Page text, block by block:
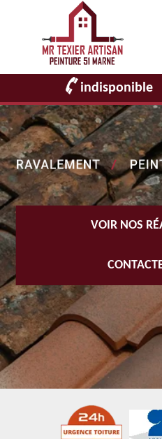
indisponible
VOIR NOS